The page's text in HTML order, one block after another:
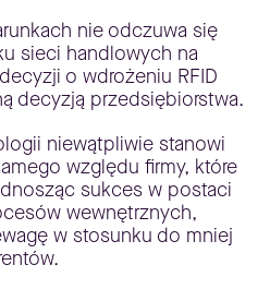
nie odczuwa się
sieci handlowych na
o wdrożeniu RFID
decyzją przedsiębiorstwa.
niewątpliwie stanowi
względu firmy, które
sukces w postaci
wewnętrznych,
w stosunku do mniej